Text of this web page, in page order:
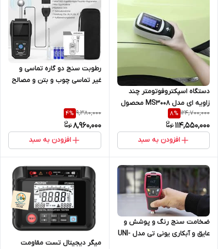
دستگاه اسپکتروفوتومتر چند
زاویه ای مدل MS3008 محصول
کمپانی 3NH
124,700,000
8%
114,550,000
افزودن به سبد
رطوبت سنج دو گاره تماسی و
غیر تماسی چوب و بتن و مصالح
9,380,000
4%
8,960,000
افزودن به سبد
ضخامت سنج رنگ و پوشش و
عایق و آبکاری یونی تی مدل UNI-
میگر دیجیتال تست مقاومت